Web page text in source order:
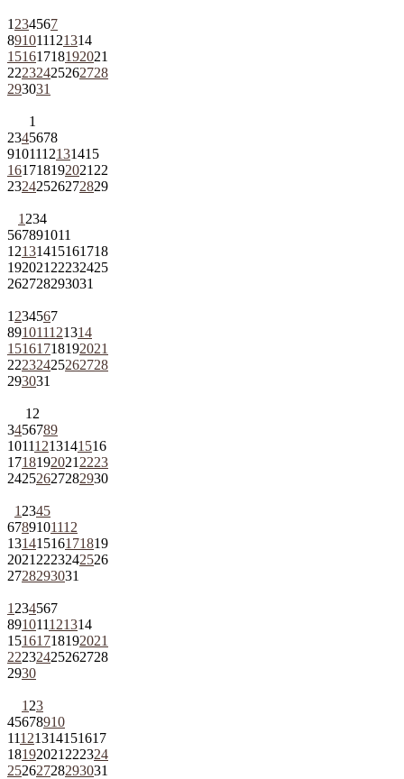
1 234567
891011121314
15161718192021
22232425262728
293031
1
2345678
9101112131415
161718192021 22
23242526272829
1 234
567891011
12131415161718
192021 22232425
262728293031
1 234567
891011121314
15161718192021
22232425262728
293031
1 2
3456789
10111213141516
1718192021 2223
24252627282930
1 2345
6789101112
13141516171819
2021 2223242526
2728293031
1 234567
891011121314
15161718192021
22232425262728
2930
1 23
45678910
11121314151617
18192021 222324
25262728293031